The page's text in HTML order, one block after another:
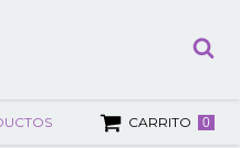
CARRITO 0